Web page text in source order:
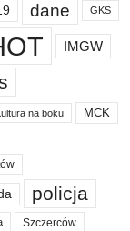
dane GKS
IMGW
na boku MCK
policja
Szczerców